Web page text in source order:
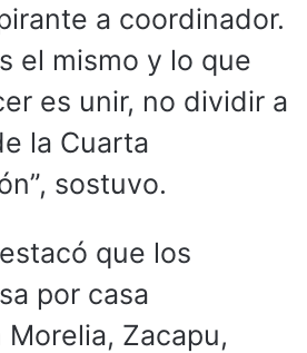
a coordinador.
el mismo y lo que
es unir, no dividir a
la Cuarta
sostuvo.
que los
por casa
Zacapu,